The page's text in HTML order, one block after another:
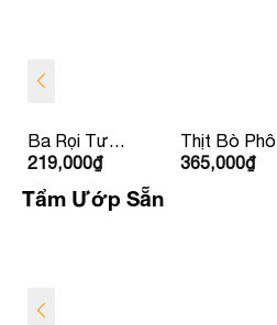
Ba Rọi Tươi
Ít Béo Babi
HAGL
219,000₫
Thịt Bò Phô
365,000₫
Tẩm Ướp Sẵn